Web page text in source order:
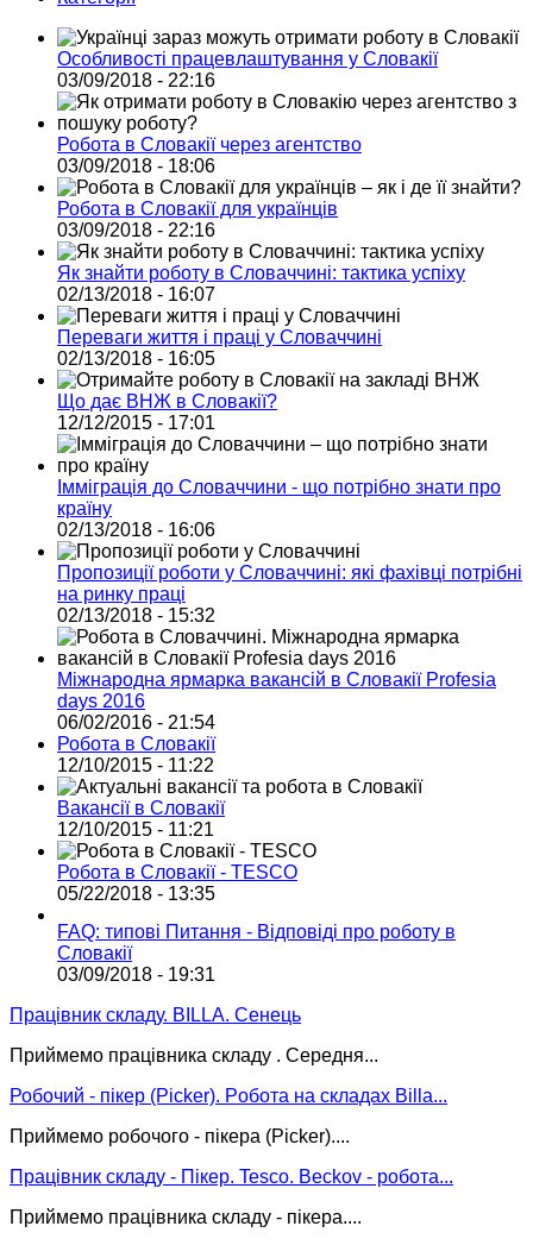
Особливості працевлаштування у Словакії
03/09/2018 - 22:16
Робота в Словакії через агентство
03/09/2018 - 18:06
Робота в Словакії для українців
03/09/2018 - 22:16
Як знайти роботу в Словаччині: тактика успіху
02/13/2018 - 16:07
Переваги життя і праці у Словаччині
02/13/2018 - 16:05
Що дає ВНЖ в Словакії?
12/12/2015 - 17:01
Імміграція до Словаччини - що потрібно знати про
країну
02/13/2018 - 16:06
Пропозиції роботи у Словаччині: які фахівці потрібні
на ринку праці
02/13/2018 - 15:32
Міжнародна ярмарка вакансій в Словакії Profesia
days 2016
06/02/2016 - 21:54
Робота в Словакії
12/10/2015 - 11:22
Вакансії в Словакії
12/10/2015 - 11:21
Робота в Словакії - TESCO
05/22/2018 - 13:35
FAQ: типові Питання - Відповіді про роботу в
Словакії
03/09/2018 - 19:31
Працівник складу. BILLA. Сенець
Приймемо працівника складу . Середня...
Робочий - пікер (Picker). Pобота на складах Billa...
Приймемо робочого - пікера (Picker)....
Працівник складу - Пікер. Tesco. Beckov - робота...
Приймемо працівника складу - пікера....